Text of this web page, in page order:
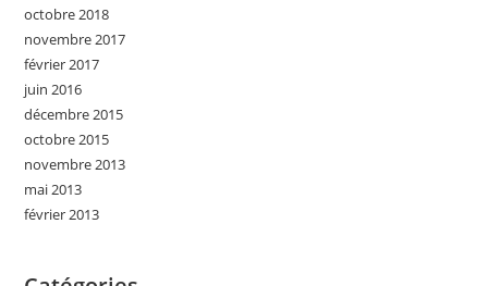
octobre 2018
novembre 2017
février 2017
juin 2016
décembre 2015
octobre 2015
novembre 2013
mai 2013
février 2013